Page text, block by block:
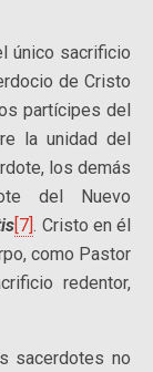
sacrificio
de Cristo
partícipes del
la unidad del
los demás
del Nuevo
[7]. Cristo en él
como Pastor
redentor,
no